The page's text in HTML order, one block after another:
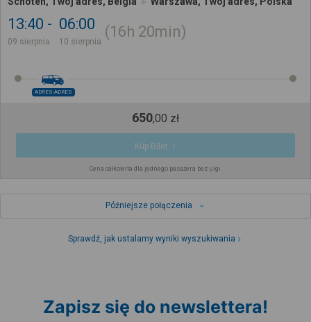
13:40
09 sierpnia
06:00
10 sierpnia
16h 20min
ADRES-ADRES
650,00 zł
Kup Bilet
Cena całkowita dla jednego pasażera bez ulgi
Późniejsze połączenia
Sprawdź, jak ustalamy wyniki wyszukiwania
Zapisz się do newslettera!